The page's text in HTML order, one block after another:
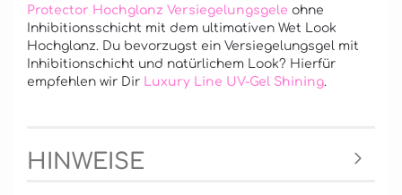
Protector Hochglanz Versiegelungsgele ohne
Inhibitionsschicht mit dem ultimativen Wet Look
Hochglanz. Du bevorzugst ein Versiegelungsgel mit
Inhibitionschicht und natürlichem Look? Hierfür
empfehlen wir Dir Luxury Line UV-Gel Shining.
HINWEISE